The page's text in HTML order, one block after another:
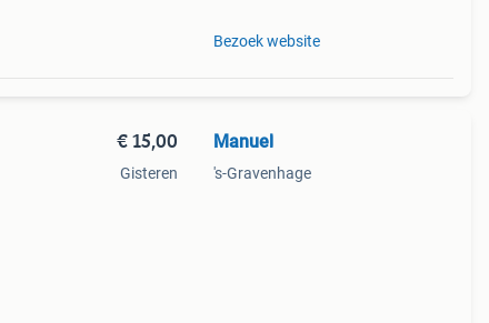
Bezoek website
€ 15,00
Gisteren
Manuel
's-Gravenhage